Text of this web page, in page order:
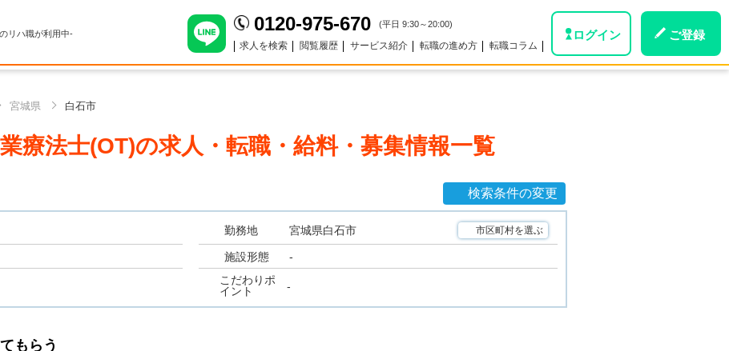
リハ職が利用中- 0120-975-670 (平日 9:30～20:00)
求人を検索 閲覧履歴 サービス紹介 転職の進め方 転職コラム
ログイン ご登録
宮城県 白石市
療法士(OT)の求人・転職・給料・募集情報一覧
検索条件の変更
勤務地 宮城県白石市 市区町村を選ぶ
施設形態 -
こだわりポ
イント
-
もらう